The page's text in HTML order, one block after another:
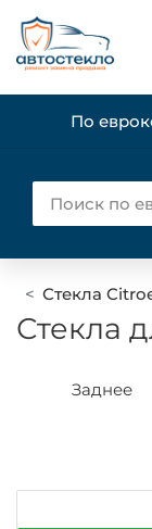
По
Стекла
Стекла
Заднее